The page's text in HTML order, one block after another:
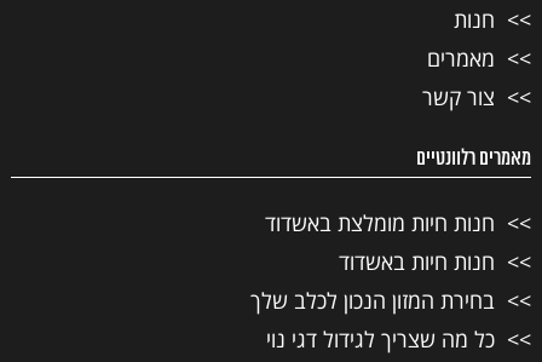
חנות
מאמרים
צור קשר
מאמרים רלוונטיים
חנות חיות מומלצת באשדוד
חנות חיות באשדוד
בחירת המזון הנכון לכלב שלך
כל מה שצריך לגידול דגי נוי